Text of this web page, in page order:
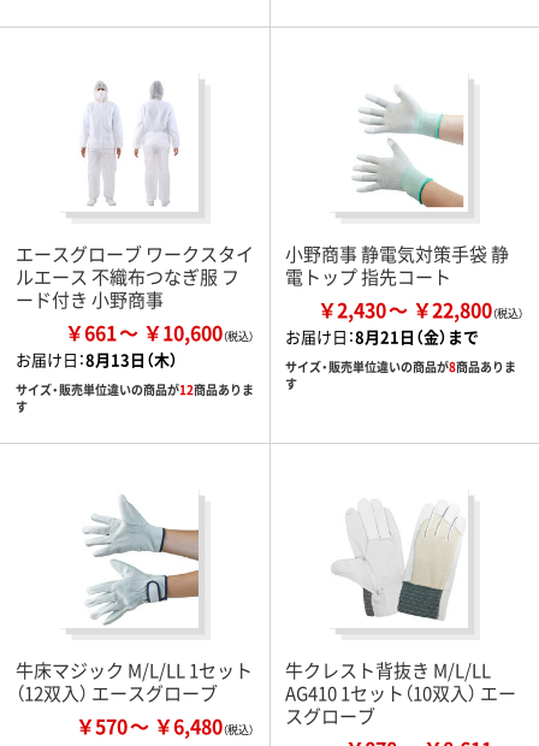
エースグローブ ワークスタイ
ルエース 不織布つなぎ服 フ
ード付き 小野商事
￥661 ￥10,600
お届け日：8月13日（木）
サイズ・販売単位違いの商品が12商品ありま
す
小野商事 静電気対策手袋 静
電トップ 指先コート
￥2,430 ￥22,800
お届け日：8月21日（金）まで
サイズ・販売単位違いの商品が8商品ありま
す
牛床マジック M/L/LL 1セット
（12双入） エースグローブ
￥570 ￥6,480
牛クレスト背抜き M/L/LL
AG410 1セット（10双入） エー
スグローブ